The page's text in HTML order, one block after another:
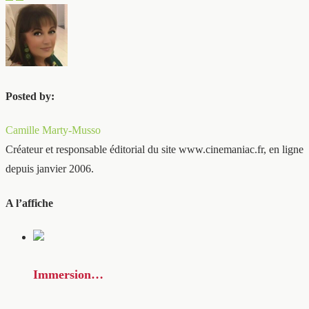
Posted by:
Camille Marty-Musso
Créateur et responsable éditorial du site www.cinemaniac.fr, en ligne
depuis janvier 2006.
A l’affiche
Immersion…